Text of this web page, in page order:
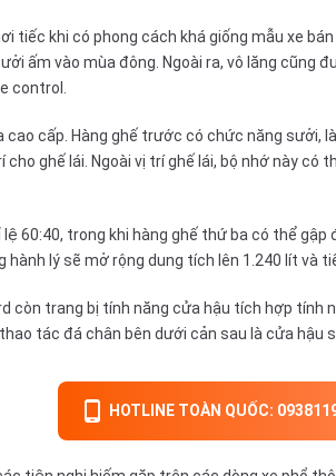
tiếc khi có phong cách khá giống mẫu xe
ấm vào mùa đông. Ngoài ra, vô lăng cũng
control.
cấp. Hàng ghế trước có chức năng sưởi,
ghế lái. Ngoài vị trí ghế lái, bộ nhớ này có
60:40, trong khi hàng ghế thứ ba có thể
hành lý sẽ mở rộng dung tích lên 1.240 lít và
còn trang bị tính năng cửa hậu tích hợp
tác đá chân bên dưới cản sau là cửa hậu
HOTLINE TOÀN QUỐC: